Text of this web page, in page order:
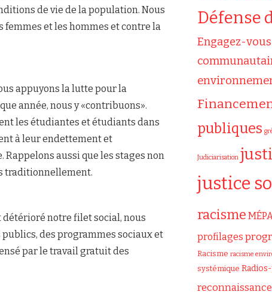
de vie de la population. Nous
et les hommes et contre la
appuyons la lutte pour la
année, nous y «contribuons».
les étudiantes et étudiants dans
à leur endettement et
aussi que les stages non
traditionnellement.
détérioré notre filet social, nous
des programmes sociaux et
par le travail gratuit des
Défense
Engagez-
publiques
Judiciarisation
justice
racisme
profilages
Racisme racisme
systémique
reconnaissance